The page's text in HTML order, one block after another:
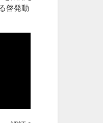
啓発動